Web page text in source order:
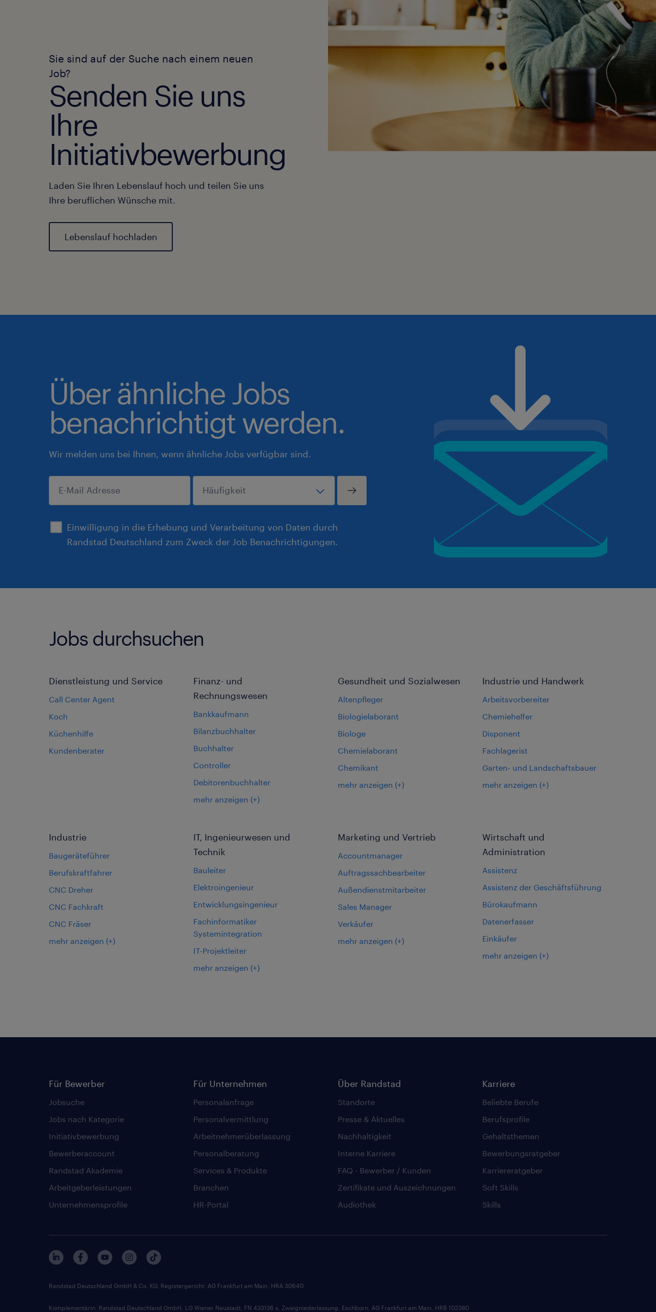
Sie sind auf der Suche nach einem neuen
Job?
Senden Sie uns
Ihre
Initiativbewerbung
Laden Sie Ihren Lebenslauf hoch und teilen Sie uns
Ihre beruflichen Wünsche mit.
Lebenslauf hochladen
Über ähnliche Jobs
benachrichtigt werden.
Wir melden uns bei Ihnen, wenn ähnliche Jobs verfügbar sind.
Einwilligung in die Erhebung und Verarbeitung von Daten durch
Randstad Deutschland zum Zweck der Job Benachrichtigungen.
anmelden
Jobs durchsuchen
Dienstleistung und Service
Call Center Agent
Koch
Küchenhilfe
Kundenberater
Finanz- und
Rechnungswesen
Bankkaufmann
Bilanzbuchhalter
Buchhalter
Controller
Debitorenbuchhalter
mehr anzeigen (+)
Gesundheit und Sozialwesen
Altenpfleger
Biologielaborant
Biologe
Chemielaborant
Chemikant
mehr anzeigen (+)
Industrie und Handwerk
Arbeitsvorbereiter
Chemiehelfer
Disponent
Fachlagerist
Garten- und Landschaftsbauer
mehr anzeigen (+)
Industrie
Baugeräteführer
Berufskraftfahrer
CNC Dreher
CNC Fachkraft
CNC Fräser
mehr anzeigen (+)
IT, Ingenieurwesen und
Technik
Bauleiter
Elektroingenieur
Entwicklungsingenieur
Fachinformatiker
Systemintegration
IT-Projektleiter
mehr anzeigen (+)
Marketing und Vertrieb
Accountmanager
Auftragssachbearbeiter
Außendienstmitarbeiter
Sales Manager
Verkäufer
mehr anzeigen (+)
Wirtschaft und
Administration
Assistenz
Assistenz der Geschäftsführung
Bürokaufmann
Datenerfasser
Einkäufer
mehr anzeigen (+)
Für Bewerber
Jobsuche
Jobs nach Kategorie
Initiativbewerbung
Bewerberaccount
Randstad Akademie
Arbeitgeberleistungen
Unternehmensprofile
Für Unternehmen
Personalanfrage
Personalvermittlung
Arbeitnehmerüberlassung
Personalberatung
Services & Produkte
Branchen
HR-Portal
Über Randstad
Standorte
Presse & Aktuelles
Nachhaltigkeit
Interne Karriere
FAQ - Bewerber / Kunden
Zertifikate und Auszeichnungen
Audiothek
Karriere
Beliebte Berufe
Berufsprofile
Gehaltsthemen
Bewerbungsratgeber
Karriereratgeber
Soft Skills
Skills
Randstad Deutschland GmbH & Co. KG, Registergericht: AG Frankfurt am Main, HRA 30640
Komplementärin: Randstad Deutschland GmbH, LG Wiener Neustadt, FN 433136 s, Zweigniederlassung: Eschborn, AG Frankfurt am Main, HRB 102380